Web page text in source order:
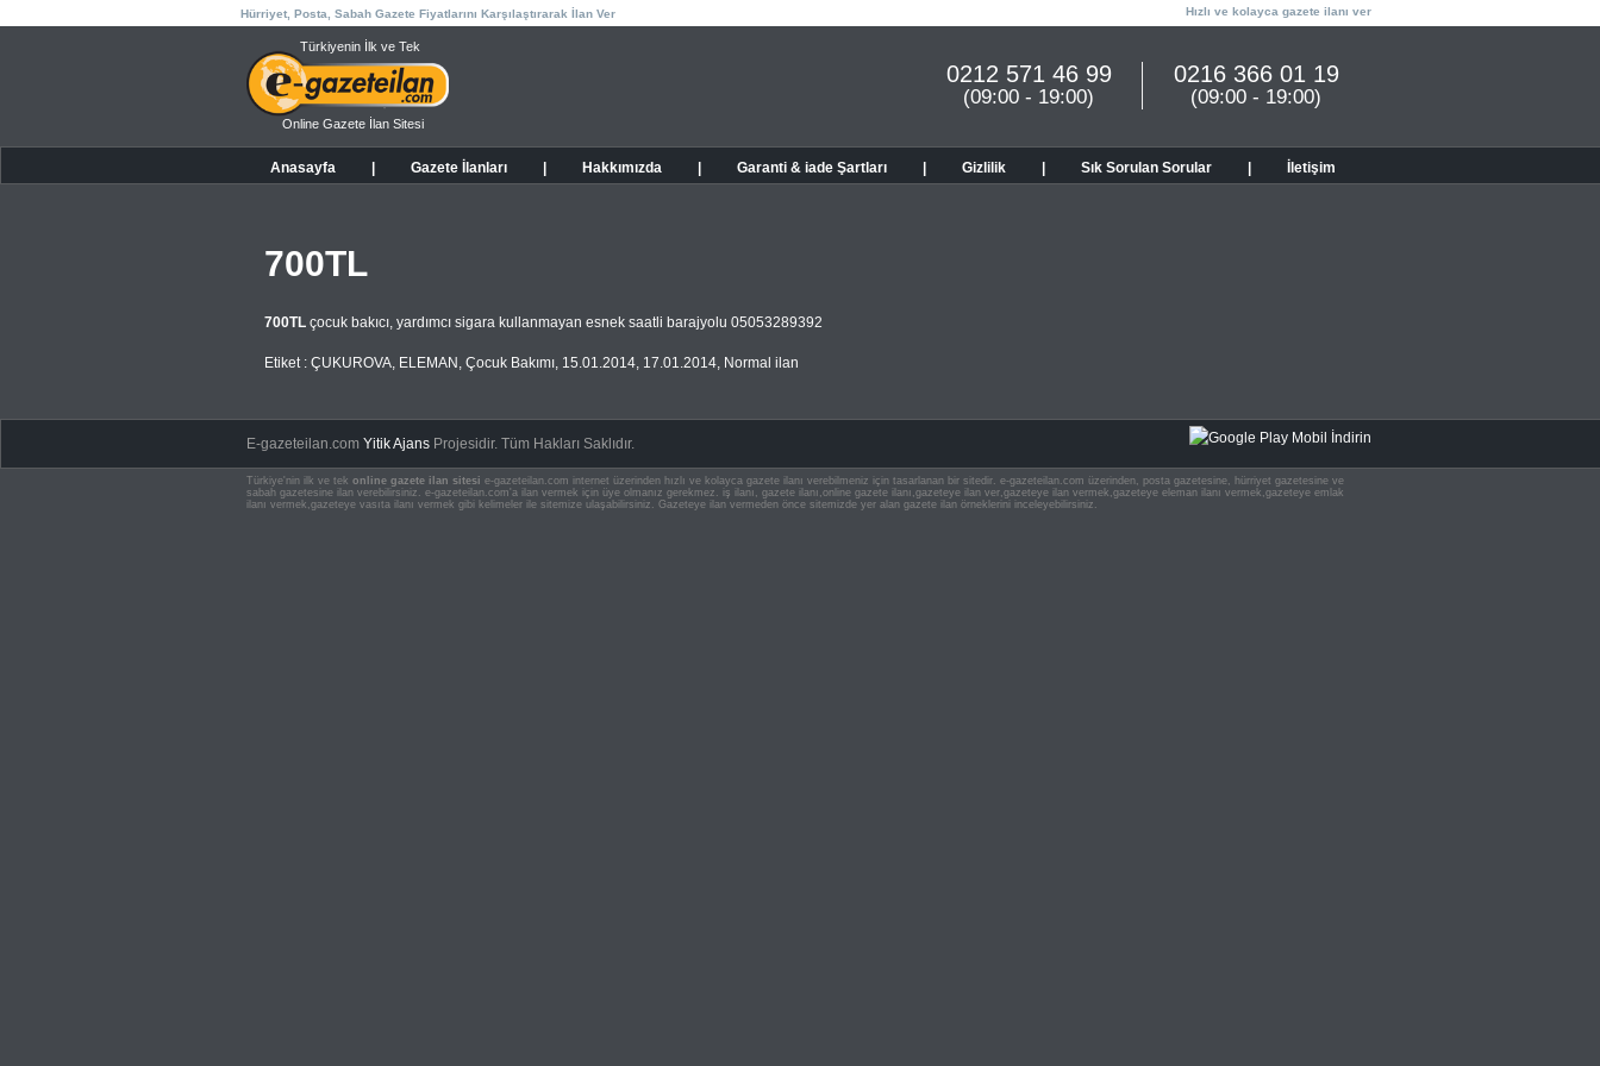
Hürriyet, Posta, Sabah Gazete Fiyatlarını Karşılaştırarak İlan Ver Hızlı ve kolayca gazete ilanı ver
Türkiyenin İlk ve Tek
Online Gazete İlan Sitesi
0216 366 01 19
(09:00 - 19:00)
0212 571 46 99
(09:00 - 19:00)
Anasayfa Gazete İlanları Hakkımızda Garanti & iade Şartları Gizlilik Sık Sorulan Sorular İletişim
700TL
700TL çocuk bakıcı, yardımcı sigara kullanmayan esnek saatli barajyolu 05053289392
Etiket : ÇUKUROVA, ELEMAN , Çocuk Bakımı, 15.01.2014, 17.01.2014, Normal ilan
E-gazeteilan.comYitik Ajans Projesidir.Tüm Hakları Saklıdır.
Türkiye'nin ilk ve tek online gazete ilan sitesi e-gazeteilan.com internet üzerinden hızlı ve kolayca gazete ilanı verebilmeniz için tasarlanan bir sitedir. e-gazeteilan.com üzerinden, posta gazetesine, hürriyet gazetesine ve
sabah gazetesine ilan verebilirsiniz. e-gazeteilan.com'a ilan vermek için üye olmanız gerekmez. iş ilanı, gazete ilanı,online gazete ilanı,gazeteye ilan ver,gazeteye ilan vermek,gazeteye eleman ilanı vermek,gazeteye emlak
ilanı vermek,gazeteye vasıta ilanı vermek gibi kelimeler ile sitemize ulaşabilirsiniz. Gazeteye ilan vermeden önce sitemizde yer alan gazete ilan örneklerini inceleyebilirsiniz.